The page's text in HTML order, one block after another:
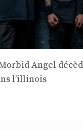
Angel
l’illinois